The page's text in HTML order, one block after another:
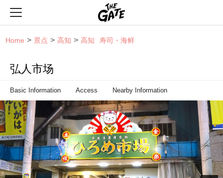
Home 景点 高知 高知 寿司・海鲜
弘人市场
Basic Information Access Nearby Information